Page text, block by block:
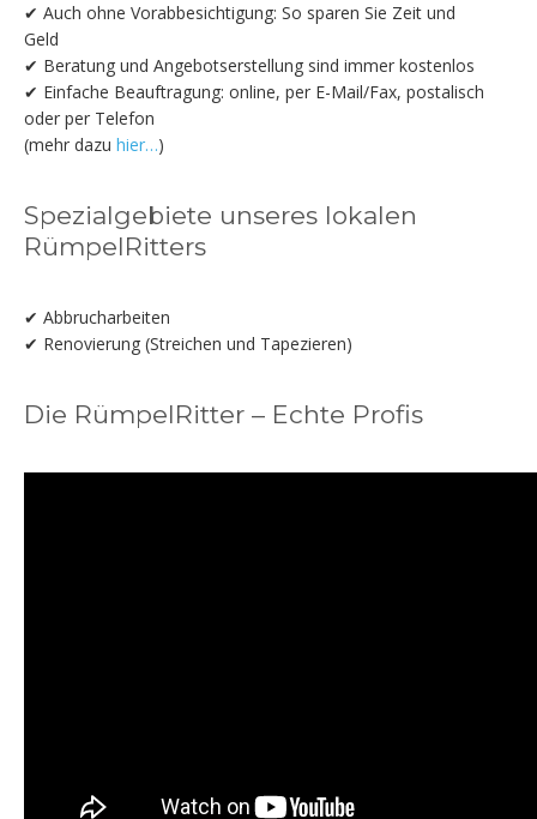
✔ Auch ohne Vorabbesichtigung: So sparen Sie Zeit und
Geld
✔ Beratung und Angebotserstellung sind immer kostenlos
✔ Einfache Beauftragung: online, per E-Mail/Fax, postalisch
oder per Telefon
(mehr dazu hier…)
Spezialgebiete unseres lokalen
RümpelRitters
✔ Abbrucharbeiten
✔ Renovierung (Streichen und Tapezieren)
Die RümpelRitter – Echte Profis